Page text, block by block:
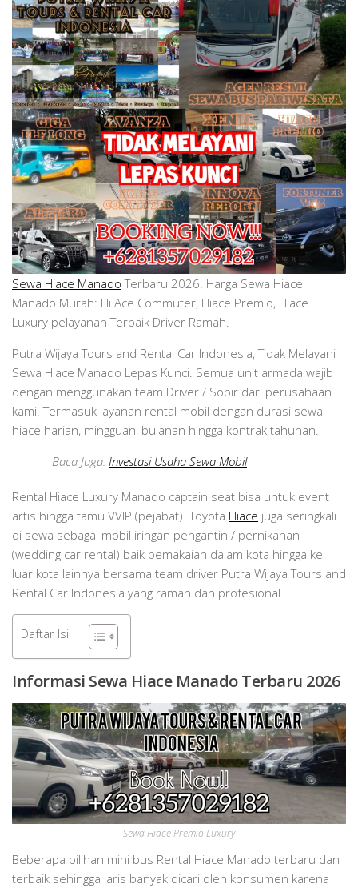
Sewa Hiace Manado Terbaru 2026. Harga Sewa Hiace
Manado Murah: Hi Ace Commuter, Hiace Premio, Hiace
Luxury pelayanan Terbaik Driver Ramah.
Putra Wijaya Tours and Rental Car Indonesia, Tidak Melayani
Sewa Hiace Manado Lepas Kunci. Semua unit armada wajib
dengan menggunakan team Driver / Sopir dari perusahaan
kami. Termasuk layanan rental mobil dengan durasi sewa
hiace harian, mingguan, bulanan hingga kontrak tahunan.
Baca Juga: Investasi Usaha Sewa Mobil
Rental Hiace Luxury Manado captain seat bisa untuk event
artis hingga tamu VVIP (pejabat). Toyota Hiace juga seringkali
di sewa sebagai mobil iringan pengantin / pernikahan
(wedding car rental) baik pemakaian dalam kota hingga ke
luar kota lainnya bersama team driver Putra Wijaya Tours and
Rental Car Indonesia yang ramah dan profesional.
Daftar Isi
Informasi Sewa Hiace Manado Terbaru 2026
Sewa Hiace Premio Luxury
Beberapa pilihan mini bus Rental Hiace Manado terbaru dan
terbaik sehingga laris banyak dicari oleh konsumen karena